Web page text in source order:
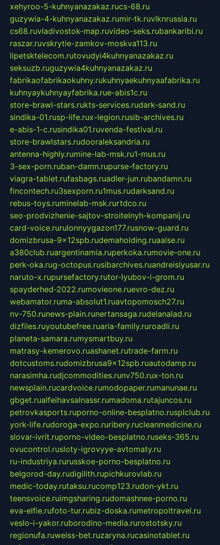
xehyroo-5-kuhnyanazakaz.rucs-68.ru
guzywia-4-kuhnyanazakaz.rumir-tk.ruvlknrussia.ru
cs68.ruvladivostok-map.ruvideo-seks.rubankaribi.ru
raszar.ruvskrytie-zamkov-moskva113.ru
lipetsktelecom.rutovudyi4kuhnyanazakaz.ru
seksuzb.ruguzywia4kuhnyanazakaz.ru
fabrikaofabrikaokuhny.rukuhnyaekuhnyaafabrika.ru
kuhnyaykuhnyayfabrika.rue-abis1c.ru
store-brawl-stars.rukts-services.rudark-sand.ru
sindika-01.rusp-life.rux-legion.rusib-archives.ru
e-abis-1-c.rusindika01.ruvenda-festival.ru
store-brawlstars.rudooraleksandria.ru
antenna-highly.rumine-lab-msk.ru1-mus.ru
3-sex-porn.ruban-damn.rupurse-factory.ru
viagra-tablet.rufasbags.ruadler-jun.rubandamn.ru
fincontech.ru3sexporn.ru1mus.rudarksand.ru
rebus-toys.ruminelab-msk.rurtdco.ru
seo-prodvizhenie-sajtov-stroitelnyh-kompanij.ru
card-voice.rurulonnyygazon177.rusnow-guard.ru
domizbrusa-9x12spb.rudemaholding.ruaalse.ru
a380club.ruargentinamia.ruperkoka.rumovie-one.ru
perk-oka.rug-octopus.rusibarchives.ruandreislyusar.ru
naruto-x.rupursefactory.rutor-lyubov-i-grom.ru
spayderhed-2022.rumovieone.ruevro-dez.ru
webamator.ruma-absolut1.ruavtopomosch27.ru
nv-750.runews-plain.runertansaga.rudelanalad.ru
dizfiles.ruyoutubefree.ruaria-family.ruroadli.ru
planeta-samara.rumysmartbuy.ru
matrasy-kemerovo.ruashanet.rutrade-farm.ru
dotcustoms.rudomizbrusa9x12spb.ruautodamp.ru
narasimha.rudjcommodities.runv750.rux-ton.ru
newsplain.rucardvoice.rumodopaper.rumanunae.ru
gbget.rualfeihavsalnassr.rumadoma.rutajuncos.ru
petrovkasports.ruporno-online-besplatno.rusplclub.ru
york-life.rudoroga-expo.ruribery.rucleanmedicine.ru
slovar-ivrit.ruporno-video-besplatno.ruseks-365.ru
ovucontrol.rusloty-igrovyye-avtomaty.ru
ru-industriya.rurusskoe-porno-besplatno.ru
belgorod-day.rudigilith.rupichkurovlab.ru
medic-today.rutaksu.rucomp123.rudon-ykt.ru
teensvoice.ruimgsharing.rudomashnee-porno.ru
eva-elfie.rufoto-tur.rubiz-doska.rumetropoltravel.ru
veslo-i-yakor.ruborodino-media.rurostotsky.ru
regionufa.ruweiss-bet.ruzaryna.rucasinotablet.ru